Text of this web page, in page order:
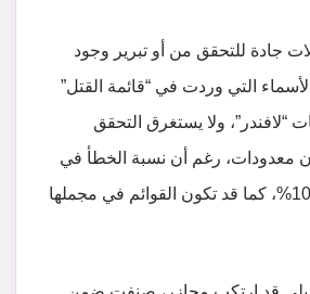
جادة للتحقق من أو تبرير وجود
التي وردت في “قائمة القتل”
“لافندر”، ولا يستغرق التحقق
معدودات، رغم أن نسبة الخطأ في
النظام قد تصل إلى 10%، كما قد تكون القوائم في مجملها